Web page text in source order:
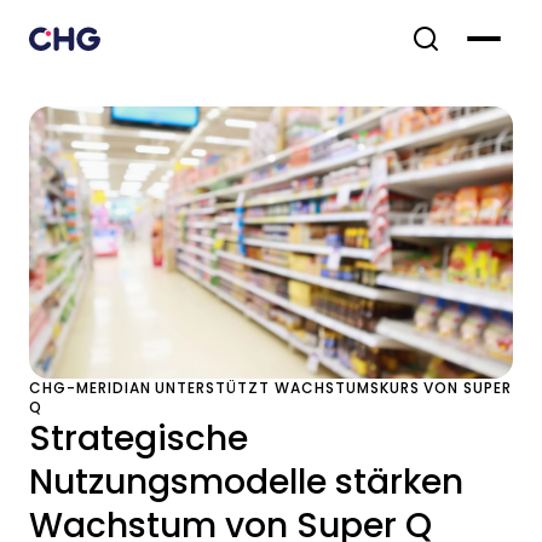
CHG-MERIDIAN UNTERSTÜTZT WACHSTUMSKURS VON SUPER
Q
Strategische
Nutzungsmodelle stärken
Wachstum von Super Q